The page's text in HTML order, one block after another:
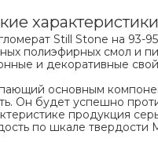
Still Stone на 93-
полиэфирных смол и
и декоративные
основным
Он будет успешно
продукция
по шкале твердости